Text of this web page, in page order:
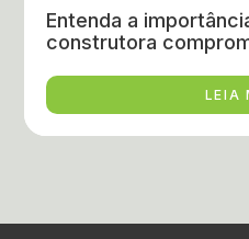
Entenda a
construtora
LEIA